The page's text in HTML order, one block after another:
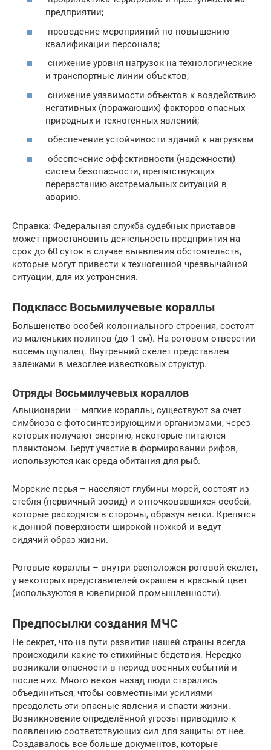
предприятии;
проведение мероприятий по повышению
квалификации персонала;
снижение уровня нагрузок на технологические
и транспортные линии объектов;
снижение уязвимости объектов к воздействию
негативных (поражающих) факторов опасных
природных и техногенных явлений;
обеспечение устойчивости зданий к нагрузкам
обеспечение эффективности (надежности)
систем безопасности, препятствующих
перерастанию экстремальных ситуаций в
аварию.
Справка: Федеральная служба судебных приставов
может приостановить деятельность предприятия на
срок до 60 суток в случае выявления обстоятельств,
которые могут привести к техногенной чрезвычайной
ситуации, для их устранения.
Подкласс Восьмилучевые кораллы
Большенство особей колониального строения, состоят
из маленьких полипов (до 1 см). На ротовом отверстии
восемь щупалец. Внутренний скелет представлен
залежами в мезоглее известковых структур.
Отряды Восьмилучевых кораллов
Альционарии – мягкие кораллы, существуют за счет
симбиоза с фотосинтезирующими организмами, через
которых получают энергию, некоторые питаются
планктоном. Берут участие в формировании рифов,
используются как среда обитания для рыб.
Морские перья – населяют глубины морей, состоят из
стeбля (первичный зооид) и отпочковавшихся особей,
которые расходятся в стороны, образуя ветки. Крепятся
к донной поверхности широкой ножкой и ведут
сидячий образ жизни.
Роговые кораллы – внутри расположен роговой скелет,
у некоторых представителей окрашен в красный цвет
(используются в ювелирной промышленности).
Предпосылки создания МЧС
Не секрет, что на пути развития нашей страны всегда
происходили какие-то стихийные бедствия. Нередко
возникали опасности в период военных событий и
после них. Много веков назад люди старались
объединиться, чтобы совместными усилиями
преодолеть эти опасные явления и спасти жизни.
Возникновение определённой угрозы приводило к
появлению соответствующих сил для защиты от нее.
Создавалось все больше документов, которые